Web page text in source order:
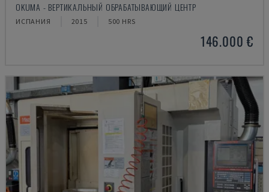
OKUMA - ВЕРТИКАЛЬНЫЙ ОБРАБАТЫВАЮЩИЙ ЦЕНТР
ИСПАНИЯ 2015 500 HRS
146.000 €